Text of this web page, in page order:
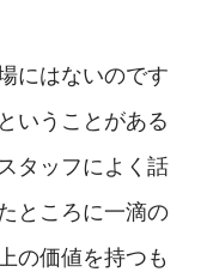
にはないのです
いうことがある
タッフによく話
ところに一滴の
の価値を持つも